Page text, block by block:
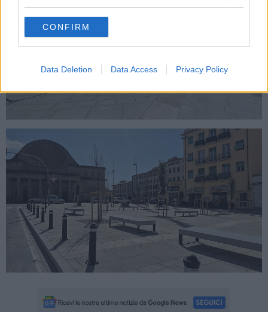
CONFIRM
Data Deletion Data Access Privacy Policy